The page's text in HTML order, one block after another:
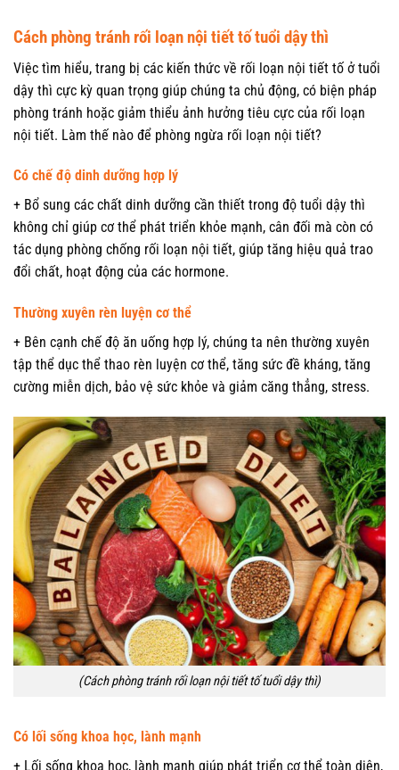
Cách phòng tránh rối loạn nội tiết tố tuổi dậy thì
Việc tìm hiểu, trang bị các kiến thức về rối loạn nội tiết tố ở tuổi
dậy thì cực kỳ quan trọng giúp chúng ta chủ động, có biện pháp
phòng tránh hoặc giảm thiểu ảnh hưởng tiêu cực của rối loạn
nội tiết. Làm thế nào để phòng ngừa rối loạn nội tiết?
Có chế độ dinh dưỡng hợp lý
+ Bổ sung các chất dinh dưỡng cần thiết trong độ tuổi dậy thì
không chỉ giúp cơ thể phát triển khỏe mạnh, cân đối mà còn có
tác dụng phòng chống rối loạn nội tiết, giúp tăng hiệu quả trao
đổi chất, hoạt động của các hormone.
Thường xuyên rèn luyện cơ thể
+ Bên cạnh chế độ ăn uống hợp lý, chúng ta nên thường xuyên
tập thể dục thể thao rèn luyện cơ thể, tăng sức đề kháng, tăng
cường miễn dịch, bảo vệ sức khỏe và giảm căng thẳng, stress.
(Cách phòng tránh rối loạn nội tiết tố tuổi dậy thì)
Có lối sống khoa học, lành mạnh
+ Lối sống khoa học, lành mạnh giúp phát triển cơ thể toàn diện,